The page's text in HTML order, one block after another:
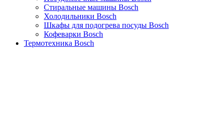
Стиральные машины Bosch
Холодильники Bosch
Шкафы для подогрева посуды Bosch
Кофеварки Bosch
Термотехника Bosch